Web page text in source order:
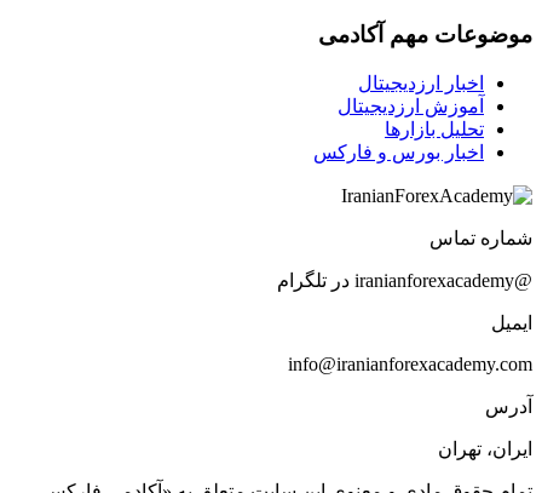
موضوعات مهم آکادمی
اخبار ارزدیجیتال
آموزش ارزدیجیتال
تحلیل بازارها
اخبار بورس و فارکس
شماره تماس
@iranianforexacademy در تلگرام
ایمیل
info@iranianforexacademy.com
آدرس
ایران، تهران